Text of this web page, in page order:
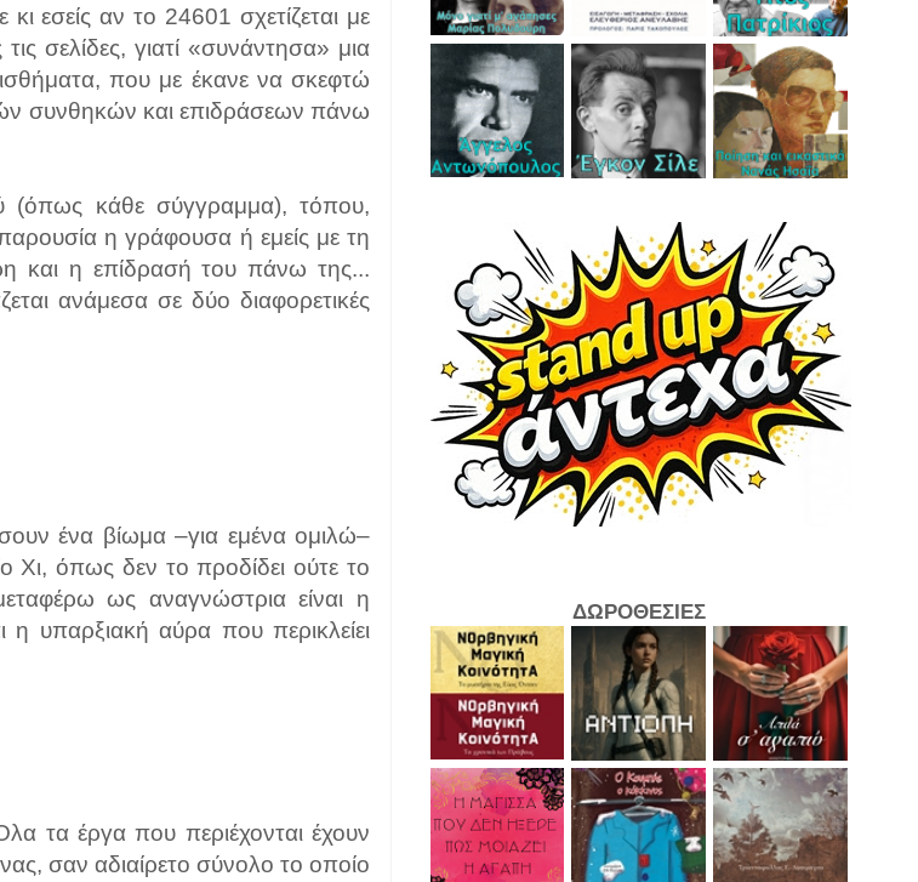
εσείς αν το 24601 σχετίζεται με
σελίδες, γιατί «συνάντησα» μια
που με έκανε να σκεφτώ
συνθηκών και επιδράσεων πάνω
(όπως κάθε σύγγραμμα), τόπου,
η γράφουσα ή εμείς με τη
και η επίδρασή του πάνω της...
ανάμεσα σε δύο διαφορετικές
ένα βίωμα –για εμένα ομιλώ–
όπως δεν το προδίδει ούτε το
ως αναγνώστρια είναι η
η υπαρξιακή αύρα που περικλείει
τα έργα που περιέχονται έχουν
σαν αδιαίρετο σύνολο το οποίο
ΔΩΡΟΘΕΣΙΕΣ